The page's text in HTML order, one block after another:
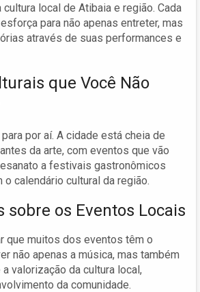
local de Atibaia e região. Cada
para não apenas entreter, mas
através de suas performances e
que Você Não
por aí. A cidade está cheia de
da arte, com eventos que vão
a festivais gastronômicos
calendário cultural da região.
sobre os Eventos Locais
que muitos dos eventos têm o
não apenas a música, mas também
valorização da cultura local,
da comunidade.